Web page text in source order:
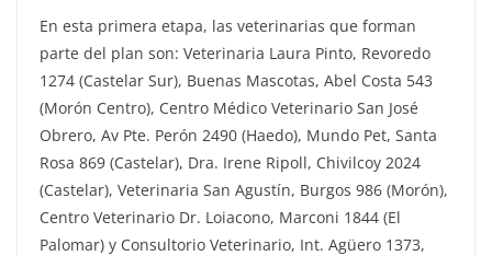
En esta primera etapa, las veterinarias que forman
parte del plan son: Veterinaria Laura Pinto, Revoredo
1274 (Castelar Sur), Buenas Mascotas, Abel Costa 543
(Morón Centro), Centro Médico Veterinario San José
Obrero, Av Pte. Perón 2490 (Haedo), Mundo Pet, Santa
Rosa 869 (Castelar), Dra. Irene Ripoll, Chivilcoy 2024
(Castelar), Veterinaria San Agustín, Burgos 986 (Morón),
Centro Veterinario Dr. Loiacono, Marconi 1844 (El
Palomar) y Consultorio Veterinario, Int. Agüero 1373,